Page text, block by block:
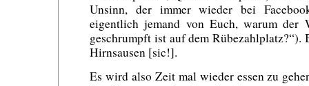
Unsinn, der immer wieder bei
eigentlich jemand von Euch, warum der
geschrumpft ist auf dem
Hirnsausen [sic!].
Es wird also Zeit mal wieder essen zu